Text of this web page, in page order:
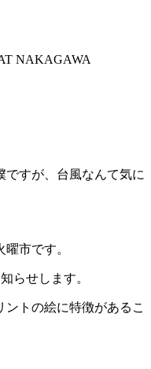
NAKAGAWA
ですが、台風なんて気に
市です。
らせします。
トの絵に特徴があるこ